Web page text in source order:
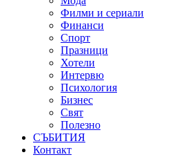
Филми и сериали
Финанси
Спорт
Празници
Хотели
Интервю
Психология
Бизнес
Свят
Полезно
СЪБИТИЯ
Контакт